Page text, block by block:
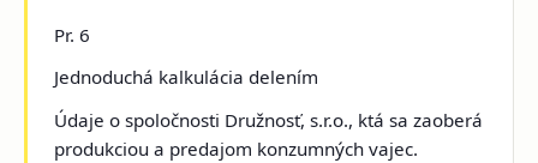
Pr. 6
Jednoduchá kalkulácia delením
Údaje o spoločnosti Družnosť, s.r.o., ktá sa zaoberá
produkciou a predajom konzumných vajec.